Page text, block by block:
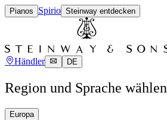
Pianos Spirio Steinway entdecken
Händler DE
Region und Sprache wählen
Europa